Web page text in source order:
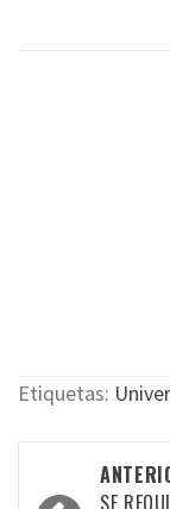
Etiquetas:
SE